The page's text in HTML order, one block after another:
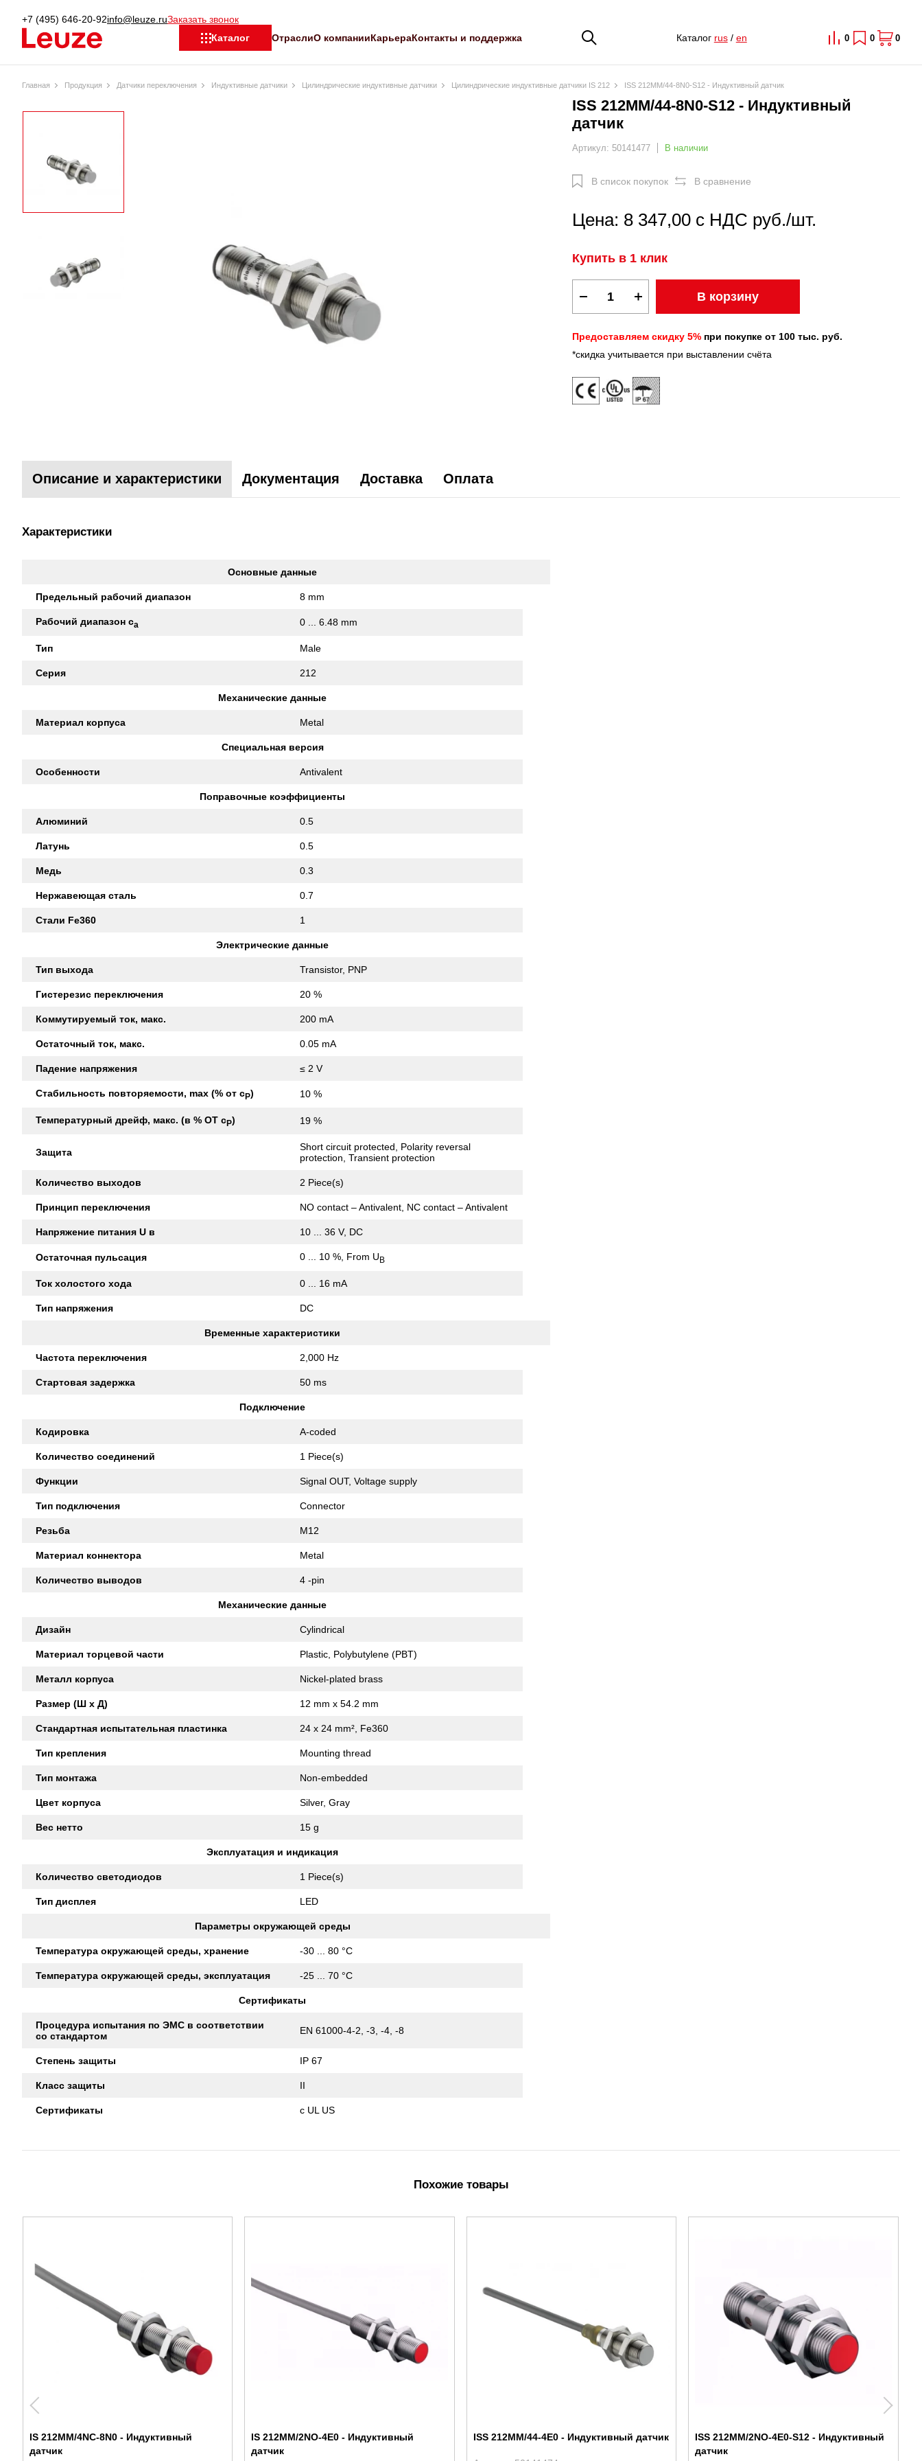
+7 (495) 646-20-92info@leuze.ruЗаказать звонок
Каталог
ОтраслиО компанииКарьераКонтакты и поддержка Каталог rus/ en 0 0 0
Главная Продукция Датчики переключения Индуктивные датчики Цилиндрические индуктивные датчики Цилиндрические индуктивные датчики IS 212 ISS 212MM/44-8N0-S12 - Индуктивный датчик
ISS 212MM/44-8N0-S12 - Индуктивный
датчик
Артикул: 50141477 В наличии
В список покупок В сравнение
Цена: 8 347,00 с НДС руб./шт.
Купить в 1 клик
В корзину
Предоставляем скидку 5% при покупке от 100 тыс. руб.
*скидка учитывается при выставлении счёта
Описание и характеристики Документация Доставка Оплата
Характеристики
Основные данные
Предельный рабочий диапазон 8 mm
Рабочий диапазон са 0 ... 6.48 mm
Тип Male
Серия 212
Механические данные
Материал корпуса Metal
Специальная версия
Особенности Antivalent
Поправочные коэффициенты
Алюминий 0.5
Латунь 0.5
Медь 0.3
Нержавеющая сталь 0.7
Стали Fe360 1
Электрические данные
Тип выхода Transistor, PNP
Гистерезис переключения 20 %
Коммутируемый ток, макс. 200 mA
Остаточный ток, макс. 0.05 mA
Падение напряжения ≤ 2 V
Стабильность повторяемости, max (% от сР) 10 %
Температурный дрейф, макс. (в % ОТ сР) 19 %
Защита
Short circuit protected, Polarity reversal
protection, Transient protection
Количество выходов 2 Piece(s)
Принцип переключения NO contact – Antivalent, NC contact – Antivalent
Напряжение питания U в 10 ... 36 V, DC
Остаточная пульсация 0 ... 10 %, From UB
Ток холостого хода 0 ... 16 mA
Тип напряжения DC
Временные характеристики
Частота переключения 2,000 Hz
Стартовая задержка 50 ms
Подключение
Кодировка A-coded
Количество соединений 1 Piece(s)
Функции Signal OUT, Voltage supply
Тип подключения Connector
Резьба M12
Материал коннектора Metal
Количество выводов 4 -pin
Механические данные
Дизайн Cylindrical
Материал торцевой части Plastic, Polybutylene (PBT)
Металл корпуса Nickel-plated brass
Размер (Ш x Д) 12 mm x 54.2 mm
Стандартная испытательная пластинка 24 x 24 mm², Fe360
Тип крепления Mounting thread
Тип монтажа Non-embedded
Цвет корпуса Silver, Gray
Вес нетто 15 g
Эксплуатация и индикация
Количество светодиодов 1 Piece(s)
Тип дисплея LED
Параметры окружающей среды
Температура окружающей среды, хранение -30 ... 80 °C
Температура окружающей среды, эксплуатация -25 ... 70 °C
Сертификаты
Процедура испытания по ЭМС в соответствии
со стандартом
EN 61000-4-2, -3, -4, -8
Степень защиты IP 67
Класс защиты II
Сертификаты c UL US
Похожие товары
IS 212MM/4NC-8N0 - Индуктивный
датчик
IS 212MM/2NO-4E0 - Индуктивный
датчик
ISS 212MM/44-4E0 - Индуктивный датчик
ISS 212MM/2NO-4E0-S12 - Индуктивный
датчик